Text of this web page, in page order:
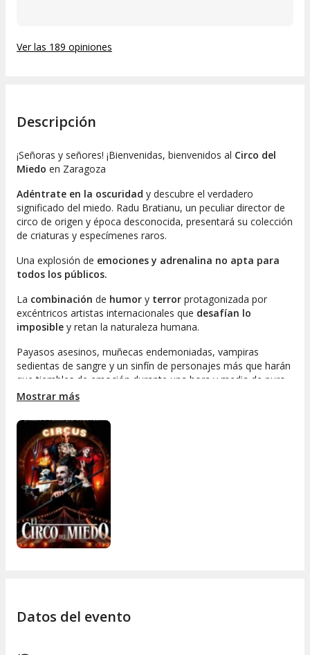
Ver las 189 opiniones
Descripción
¡Señoras y señores! ¡Bienvenidas, bienvenidos al Circo del
Miedo en Zaragoza
Adéntrate en la oscuridad y descubre el verdadero
significado del miedo. Radu Bratianu, un peculiar director de
circo de origen y época desconocida, presentará su colección
de criaturas y especímenes raros.
Una explosión de emociones y adrenalina no apta para
todos los públicos.
La combinación de humor y terror protagonizada por
excéntricos artistas internacionales que desafían lo
imposible y retan la naturaleza humana.
Payasos asesinos, muñecas endemoniadas, vampiras
sedientas de sangre y un sinfín de personajes más que harán
que tiembles de emoción durante una hora y media de puro
espectáculo.
Bajo laGran carpa Blanca Maldita
más cómodas de Europa,
una visibilidad única para que puedas disfrutar desde
cualquier ángulo.
Mostrar más
Datos del evento